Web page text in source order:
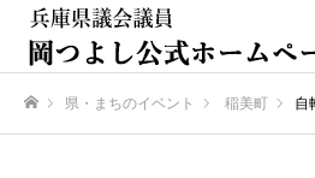
県・まちのイベント 稲美町 自